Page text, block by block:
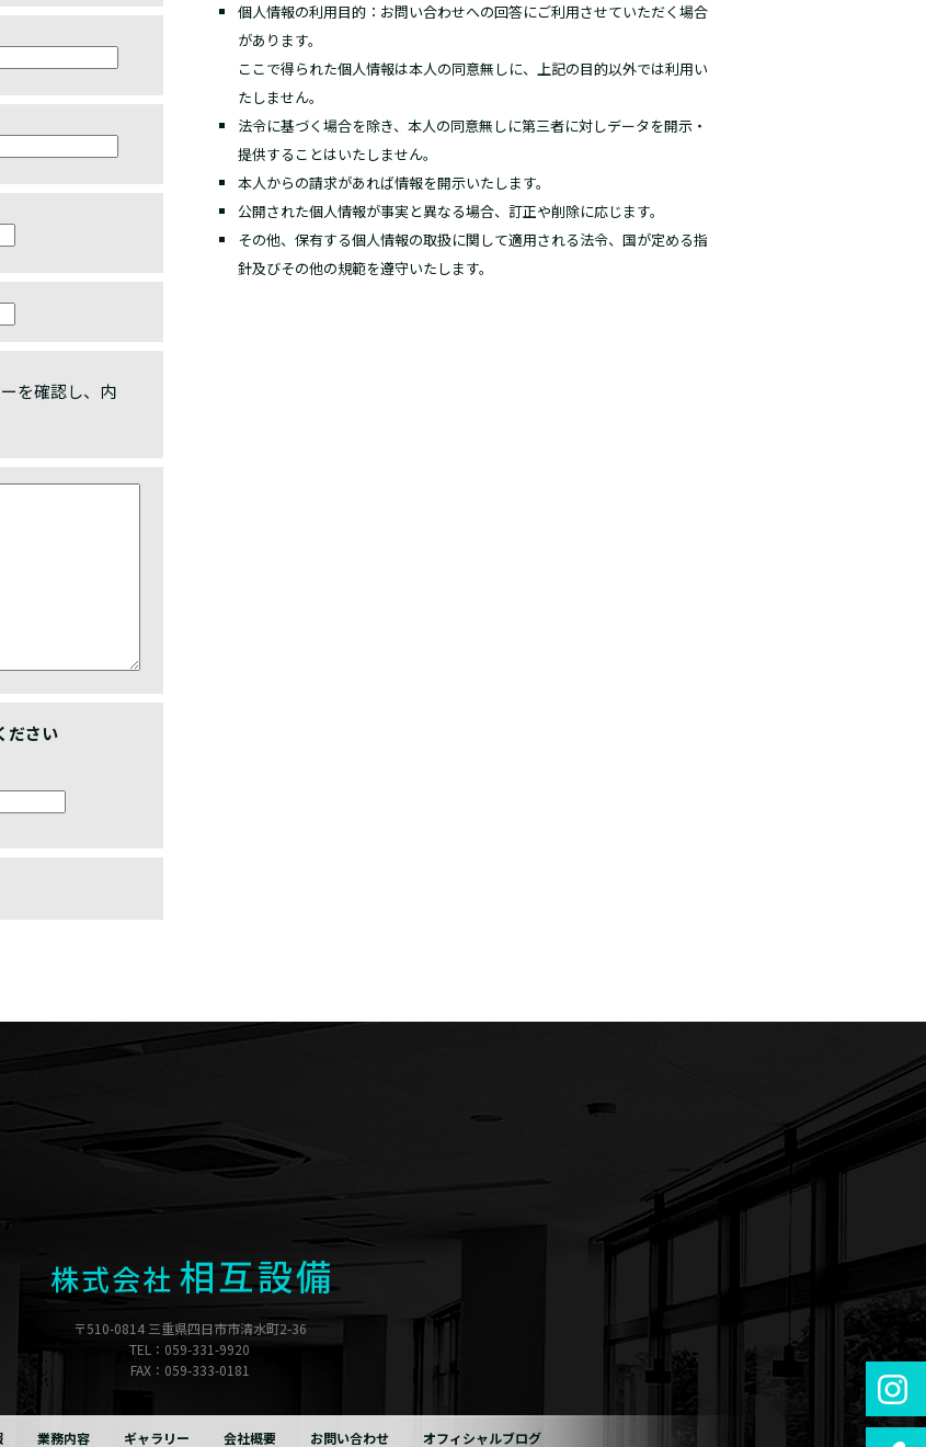
を確認し、内
ださい
個人情報の利用目的：お問い合わせへの回答にご利用させていただく場合
があります。
ここで得られた個人情報は本人の同意無しに、上記の目的以外では利用い
たしません。
法令に基づく場合を除き、本人の同意無しに第三者に対しデータを開示・
提供することはいたしません。
本人からの請求があれば情報を開示いたします。
公開された個人情報が事実と異なる場合、訂正や削除に応じます。
その他、保有する個人情報の取扱に関して適用される法令、国が定める指
針及びその他の規範を遵守いたします。
業務内容 ギャラリー 会社概要 お問い合わせ オフィシャルブログ
〒510-0814 三重県四日市市清水町2-36
TEL：059-331-9920
FAX：059-333-0181